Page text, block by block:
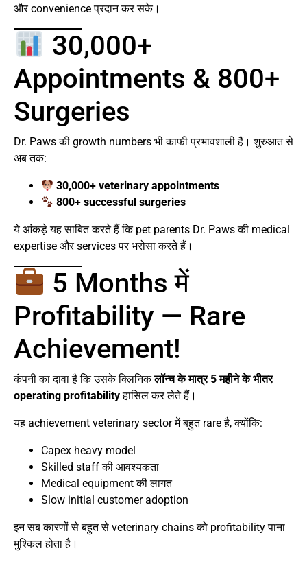
और convenience प्रदान कर सके।
30,000+
Appointments & 800+
Surgeries
Dr. Paws की growth numbers भी काफी प्रभावशाली हैं। शुरुआत से
अब तक:
30,000+ veterinary appointments
800+ successful surgeries
ये आंकड़े यह साबित करते हैं कि pet parents Dr. Paws की medical
expertise और services पर भरोसा करते हैं।
5 Months में
Profitability — Rare
Achievement!
कंपनी का दावा है कि उसके क्लिनिकलॉन्च के मात्र 5 महीने के भीतर
operating profitabilityहासिल कर लेते हैं।
यह achievement veterinary sector में बहुत rare है, क्योंकि:
Capex heavy model
Skilled staff की आवश्यकता
Medical equipment की लागत
Slow initial customer adoption
इन सब कारणों से बहुत से veterinary chains को profitability पाना
मुश्किल होता है।